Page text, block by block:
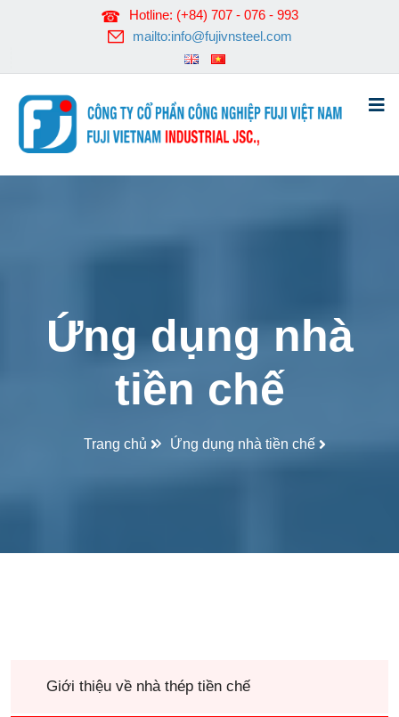
Hotline: (+84) 707 - 076 - 993
mailto:info@fujivnsteel.com
Ứng dụng nhà
tiền chế
Trang chủ Ứng dụng nhà tiền chế
Giới thiệu về nhà thép tiền chế